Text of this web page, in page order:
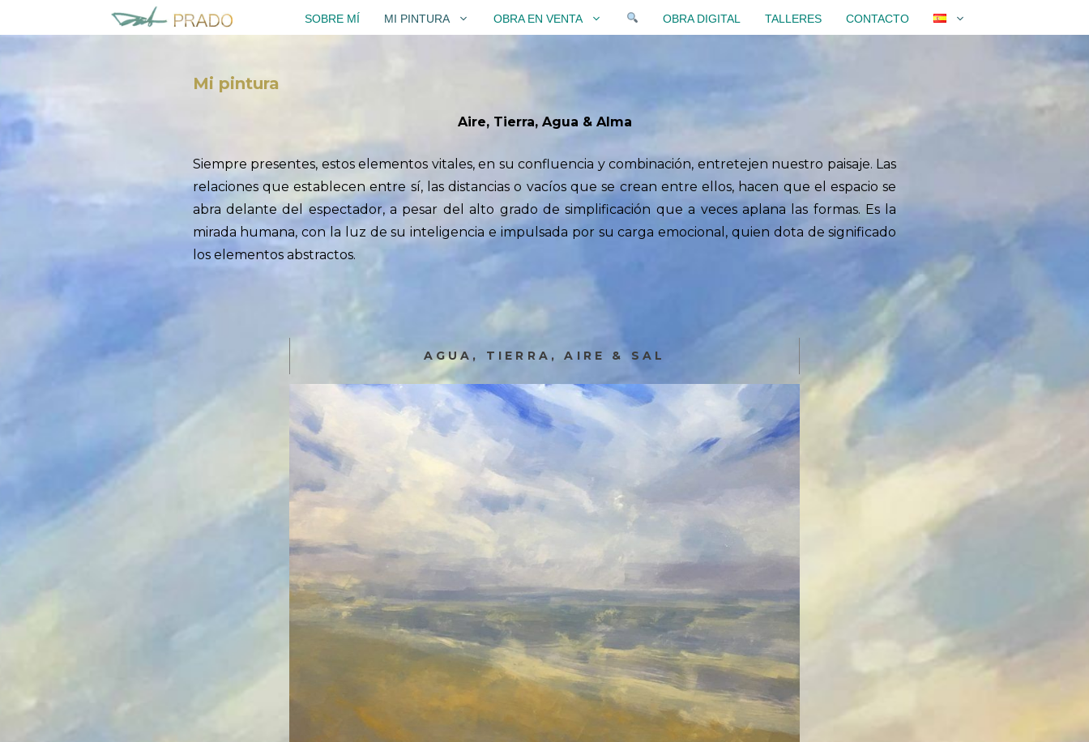
al
contenido
SOBRE MÍ MI PINTURA OBRA EN VENTA OBRA DIGITAL TALLERES CONTACTO
Mi pintura
Aire, Tierra, Agua & Alma
Siempre presentes, estos elementos vitales, en su confluencia y combinación, entretejen nuestro paisaje. Las
relaciones que establecen entre sí, las distancias o vacíos que se crean entre ellos, hacen que el espacio se
abra delante del espectador, a pesar del alto grado de simplificación que a veces aplana las formas. Es la
mirada humana, con la luz de su inteligencia e impulsada por su carga emocional, quien dota de significado
los elementos abstractos.
AGUA, TIERRA, AIRE & SAL